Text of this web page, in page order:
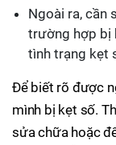
Ngoài ra, cần
trường hợp bị
tình trạng kẹt
Để biết rõ được
mình bị kẹt số.
sửa chữa hoặc